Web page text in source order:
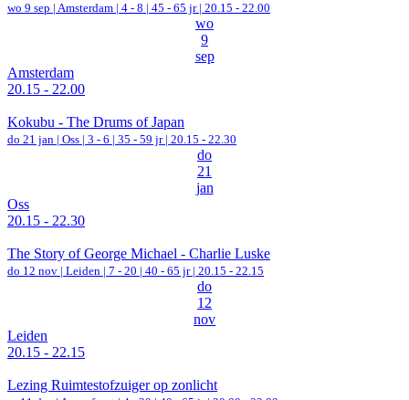
wo 9 sep | Amsterdam | 4 - 8 | 45 - 65 jr | 20.15 - 22.00
wo
9
sep
Amsterdam
20.15 - 22.00
Kokubu - The Drums of Japan
do 21 jan | Oss | 3 - 6 | 35 - 59 jr | 20.15 - 22.30
do
21
jan
Oss
20.15 - 22.30
The Story of George Michael - Charlie Luske
do 12 nov | Leiden | 7 - 20 | 40 - 65 jr | 20.15 - 22.15
do
12
nov
Leiden
20.15 - 22.15
Lezing Ruimtestofzuiger op zonlicht